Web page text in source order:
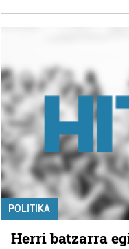
POLITIKA
Herri batzarra